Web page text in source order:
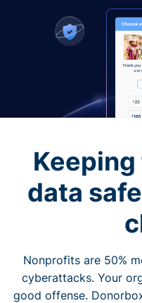
data
Nonprofits are 50%
cyberattacks. Your
good offense.